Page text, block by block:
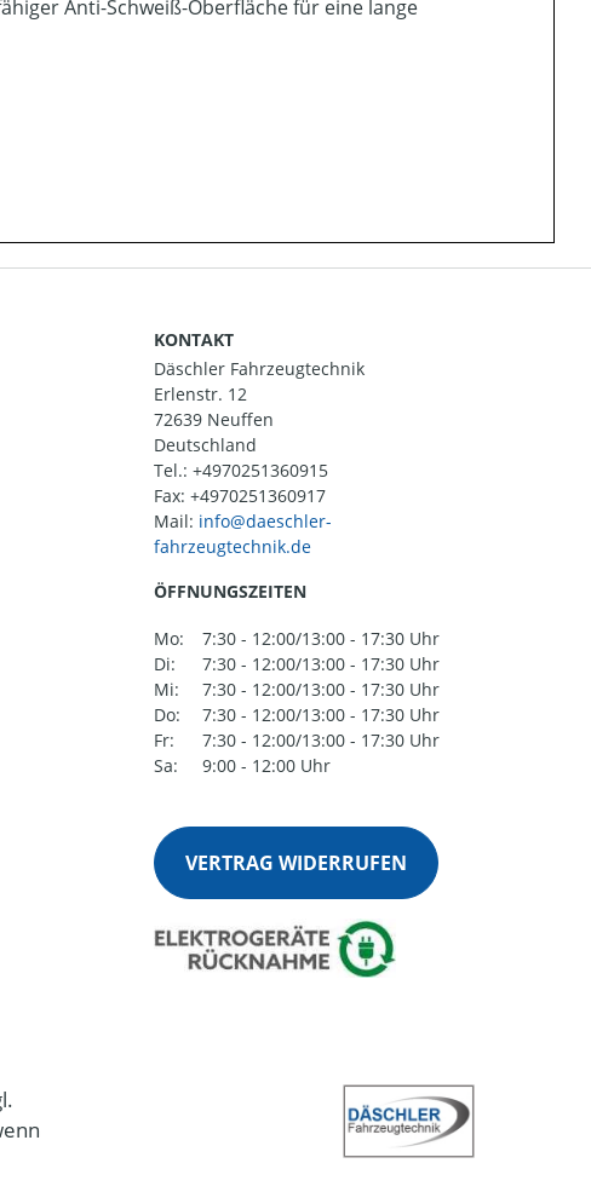
Anti-Schweiß-Oberfläche für eine lange
KONTAKT
Däschler Fahrzeugtechnik
Erlenstr. 12
72639 Neuffen
Deutschland
Tel.: +4970251360915
Fax: +4970251360917
Mail:
ÖFFNUNGSZEITEN
Mo:
7:30 - 12:00/13:00 - 17:30 Uhr
Di:
7:30 - 12:00/13:00 - 17:30 Uhr
Mi:
7:30 - 12:00/13:00 - 17:30 Uhr
Do:
7:30 - 12:00/13:00 - 17:30 Uhr
Fr:
7:30 - 12:00/13:00 - 17:30 Uhr
Sa:
9:00 - 12:00 Uhr
VERTRAG WIDERRUFEN